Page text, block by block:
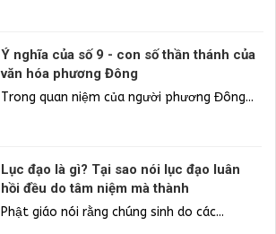
Ý nghĩa của số 9 - con số thần thánh của
văn hóa phương Đông
Trong quan niệm của người phương Đông...
Lục đạo là gì? Tại sao nói lục đạo luân
hồi đều do tâm niệm mà thành
Phật giáo nói rằng chúng sinh do các...